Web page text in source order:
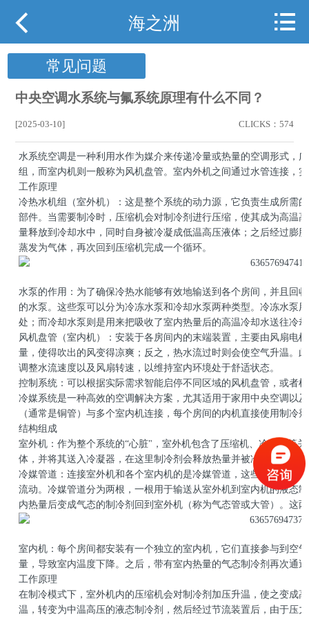
产品展示
行业案例
行业动态
下载中心
用户现场
携手海之洲
联系我们
友情链接
合作伙伴
 海之洲 
常见问题
中央空调水系统与氟系统原理有什么不同？
CLICKS：574
[2025-03-10]
水系统空调是一种利用水作为媒介来传递冷量或热量的空调形式，
组，而室内机则一般称为风机盘管。室内外机之间通过水管连接，
工作原理
冷热水机组（室外机）：这是整个系统的动力源，它负责生成所需
部件。当需要制冷时，压缩机会对制冷剂进行压缩，使其成为高温
量释放到冷却水中，同时自身被冷凝成低温高压液体；之后经过膨
蒸发为气体，再次回到压缩机完成一个循环。
水泵的作用：为了确保冷热水能够有效地输送到各个房间，并且回
的水泵。这些泵可以分为冷冻水泵和冷却水泵两种类型。冷冻水泵
处；而冷却水泵则是用来把吸收了室内热量后的高温冷却水送往冷
风机盘管（室内机）：安装于各房间内的末端装置，主要由风扇电
量，使得吹出的风变得凉爽；反之，热水流过时则会使空气升温。
调整水流速度以及风扇转速，以维持室内环境处于舒适状态。
控制系统：可以根据实际需求智能启停不同区域的风机盘管，或者
冷媒系统是一种高效的空调解决方案，尤其适用于家用中央空调以
（通常是铜管）与多个室内机连接，每个房间的内机直接使用制冷
结构组成
室外机：作为整个系统的“心脏"，室外机包含了压缩机、冷凝器等
体，并将其送入冷凝器，在这里制冷剂会释放热量并被冷却为液态。
冷媒管道：连接室外机和各个室内机的是冷媒管道，这些管道通常
流动。冷媒管道分为两根，一根用于输送从室外机到室内机的液态
内热量后变成气态的制冷剂回到室外机（称为气态管或大管）。这
室内机：每个房间都安装有一个独立的室内机，它们直接参与到空
量，导致室内温度下降。之后，带有室内热量的气态制冷剂再次通
工作原理
在制冷模式下，室外机内的压缩机会对制冷剂加压升温，使之变成
温，转变为中温高压的液态制冷剂，然后经过节流装置后，由于压